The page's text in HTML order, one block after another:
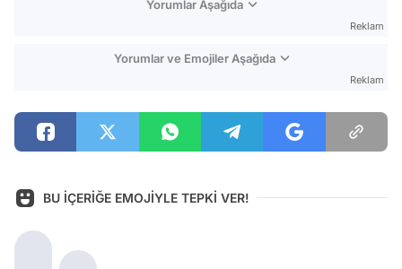
Yorumlar Aşağıda
Reklam
Yorumlar ve Emojiler Aşağıda
Reklam
BU İÇERİĞE EMOJİYLE TEPKİ VER!